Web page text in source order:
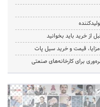
از خرید باید بخوانید
قیمت و خرید سیل پات
برای کارخانه‌های صنعتی